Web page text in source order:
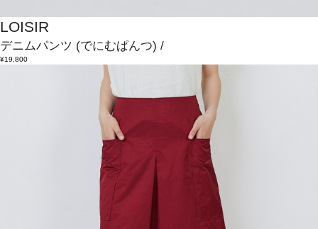
LOISIR
デニムパンツ (でにむぱんつ) /
¥19,800